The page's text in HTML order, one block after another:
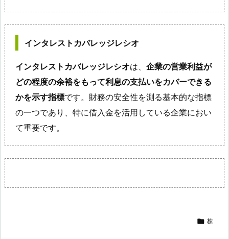
インタレストカバレッジレシオ
インタレストカバレッジレシオは、 企業の営業利益が
どの程度の余裕をもって利息の支払いをカバーできる
かを示す指標です。財務の安全性を測る基本的な指標
の一つであり、特に借入金を活用している企業におい
て重要です。
 株